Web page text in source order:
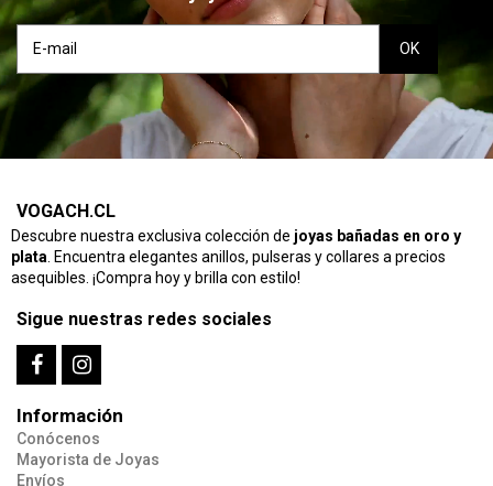
VOGACH.CL
Descubre nuestra exclusiva colección de joyas bañadas en oro y
plata . Encuentra elegantes anillos, pulseras y collares a precios
asequibles. ¡Compra hoy y brilla con estilo!
Sigue nuestras redes sociales
Información
Conócenos
Mayorista de Joyas
Envíos